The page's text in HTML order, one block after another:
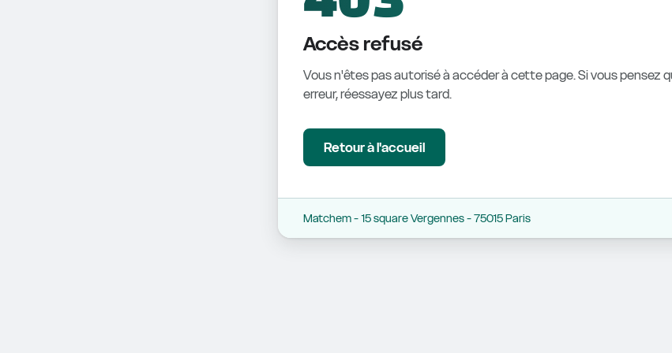
Accès refusé
Vous n'êtes pas autorisé à accéder à cette page. Si vous pensez
erreur, réessayez plus tard.
Retour à l'accueil
Matchem - 15 square Vergennes - 75015 Paris